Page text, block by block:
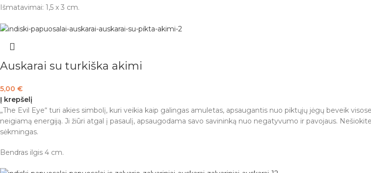
Išmatavimai: 1,5 x 3 cm.
Auskarai su turkiška akimi
5,00 €
Į krepšelį
„The Evil Eye“ turi akies simbolį, kuri veikia kaip galingas amuletas, apsaugantis nuo piktųjų jėgų beveik
neigiamą energiją. Ji žiūri atgal į pasaulį, apsaugodama savo savininką nuo negatyvumo ir pavojaus.
sėkmingas.
Bendras ilgis 4 cm.